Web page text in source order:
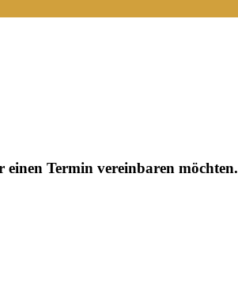
Termin vereinbaren möchten.